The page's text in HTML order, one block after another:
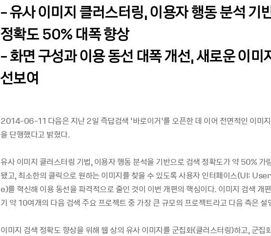
- 유사 이미지 클러스터링, 이용자 행동 분석 기
정확도 50% 대폭 향상
- 화면 구성과 이용 동선 대폭 개선, 새로운 이미
선보여
2014-06-11 다음은 지난 2일 즉답검색 ‘바로이거’를 오픈한 데 이어 전면적인 이미
을 단행했다고 밝혔다.
유사 이미지 클러스터링 기법, 이용자 행동 분석을 기반으로 검색 정확도가 약 50% 가
됐고, 최소한의 클릭으로 원하는 이미지를 찾을 수 있도록 사용자 인터페이스(UI:
e)를 혁신해 이용 동선을 파격적으로 줄인 것이 이번 개편의 핵심이다. 이미지 검색 개
기 약 10여개의 다음 검색 주요 프로젝트 중 가장 큰 규모의 프로젝트라고 다음 측은 설
이미지 검색 정확도 향상을 위해 웹 상의 유사 이미지를 군집화(클러스터링)하고, 군집